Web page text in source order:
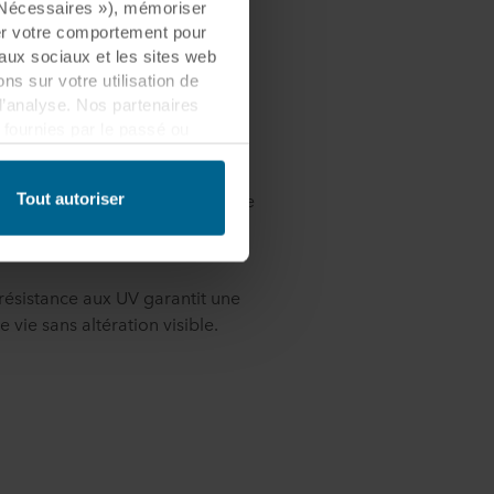
»), mémoriser
votre comportement pour
sociaux et les sites web
sur votre utilisation de
Nos partenaires
que ce transfert est
partenaires et la durée
fins nos sites web
Tout autoriser
encore plus robuste.
offre une meilleure résistance
facilement à l’aide d’un
aux UV garantit une
vie sans altération visible.